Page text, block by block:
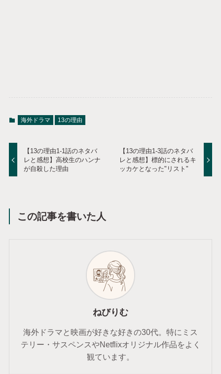
海外ドラマ 13の理由
【13の理由1-1話のネタバ
レと感想】高校生のハンナ
が自殺した理由
【13の理由1-3話のネタバ
レと感想】標的にされるキ
ッカケとなった"リスト"
この記事を書いた人
ねびりむ
海外ドラマと映画が好きな好きの30代。特にミス
テリー・サスペンスやNetflixオリジナル作品をよく
観ています。